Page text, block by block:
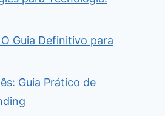
Guia Definitivo para
Guia Prático de